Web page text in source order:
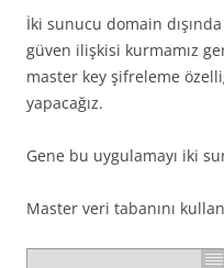
İki sunucu domain
güven ilişkisi kurmamız
master key şifreleme
yapacağız.
Gene bu uygulamayı iki
Master veri tabanını